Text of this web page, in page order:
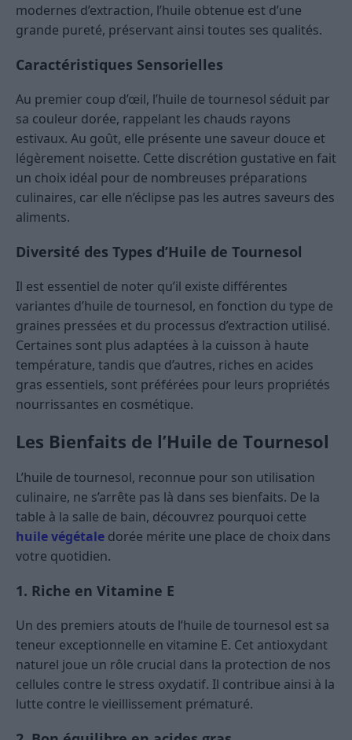
modernes d’extraction, l’huile obtenue est d’une
grande pureté, préservant ainsi toutes ses qualités.
Caractéristiques Sensorielles
Au premier coup d’œil, l’huile de tournesol séduit par
sa couleur dorée, rappelant les chauds rayons
estivaux. Au goût, elle présente une saveur douce et
légèrement noisette. Cette discrétion gustative en fait
un choix idéal pour de nombreuses préparations
culinaires, car elle n’éclipse pas les autres saveurs des
aliments.
Diversité des Types d’Huile de Tournesol
Il est essentiel de noter qu’il existe différentes
variantes d’huile de tournesol, en fonction du type de
graines pressées et du processus d’extraction utilisé.
Certaines sont plus adaptées à la cuisson à haute
température, tandis que d’autres, riches en acides
gras essentiels, sont préférées pour leurs propriétés
nourrissantes en cosmétique.
Les Bienfaits de l’Huile de Tournesol
L’huile de tournesol, reconnue pour son utilisation
culinaire, ne s’arrête pas là dans ses bienfaits. De la
table à la salle de bain, découvrez pourquoi cette
huile végétale dorée mérite une place de choix dans
votre quotidien.
1. Riche en Vitamine E
Un des premiers atouts de l’huile de tournesol est sa
teneur exceptionnelle en vitamine E. Cet antioxydant
naturel joue un rôle crucial dans la protection de nos
cellules contre le stress oxydatif. Il contribue ainsi à la
lutte contre le vieillissement prématuré.